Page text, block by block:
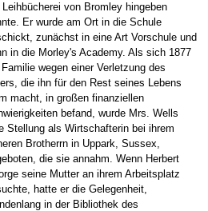
Leihbücherei von Bromley hingeben
Er wurde am Ort in die Schule
zunächst in eine Art Vorschule und
in die Morley's Academy. Als sich 1877
wegen einer Verletzung des
die ihn für den Rest seines Lebens
macht, in großen finanziellen
befand, wurde Mrs. Wells
Stellung als Wirtschafterin bei ihrem
Brotherrn in Uppark, Sussex,
die sie annahm. Wenn Herbert
seine Mutter an ihrem Arbeitsplatz
hatte er die Gelegenheit,
in der Bibliothek des